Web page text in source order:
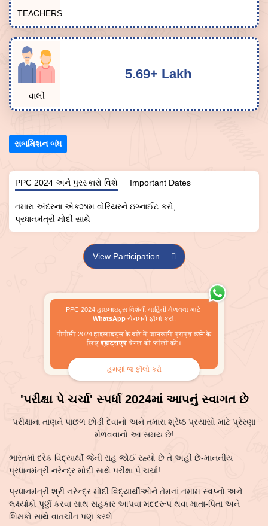
TEACHERS
વાલી
5.69+ Lakh
સબમિશન બંધ
PPC 2024 અને પુરસ્કારો વિશે Important Dates
તમારા અંદરના એક્ઝામ વોરિયરને ઇગ્નાઈટ કરો,
પ્રધાનમંત્રી મોદી સાથે
View Participation
PPC 2024 હાઇલાઇટ્સ વિશેની માહિતી મેળવવા માટે
WhatsAppચેનલને ફૉલો કરો.
पीपीसी 2024 हाइलाइट्स के बारे में जानकारी प्राप्त करने के
लिएव्हाट्सएपचैनल को फॉलो करें ।
હમણાં જ ફૉલો કરો
'પરીક્ષા પે ચર્ચા' સ્પર્ધા 2024માં આપનું સ્વાગત છે
પરીક્ષાના તાણને પાછળ છોડી દેવાનો અને તમારા શ્રેષ્ઠ પ્રયાસો માટે પ્રેરણા
મેળવવાનો આ સમય છે!
ભારતમાં દરેક વિદ્યાર્થી જેની રાહ જોઈ રહ્યો છે તે અહીં છે-માનનીય
પ્રધાનમંત્રી નરેન્દ્ર મોદી સાથે પરીક્ષા પે ચર્ચા!
પ્રધાનમંત્રી શ્રી નરેન્દ્ર મોદી વિદ્યાર્થીઓને તેમનાં તમામ સ્વપ્નો અને
લક્ષ્યાંકો પૂર્ણ કરવા સાથ સહકાર આપવા મદદરૂપ થવા માતા-પિતા અને
શિક્ષકો સાથે વાતચીત પણ કરશે.